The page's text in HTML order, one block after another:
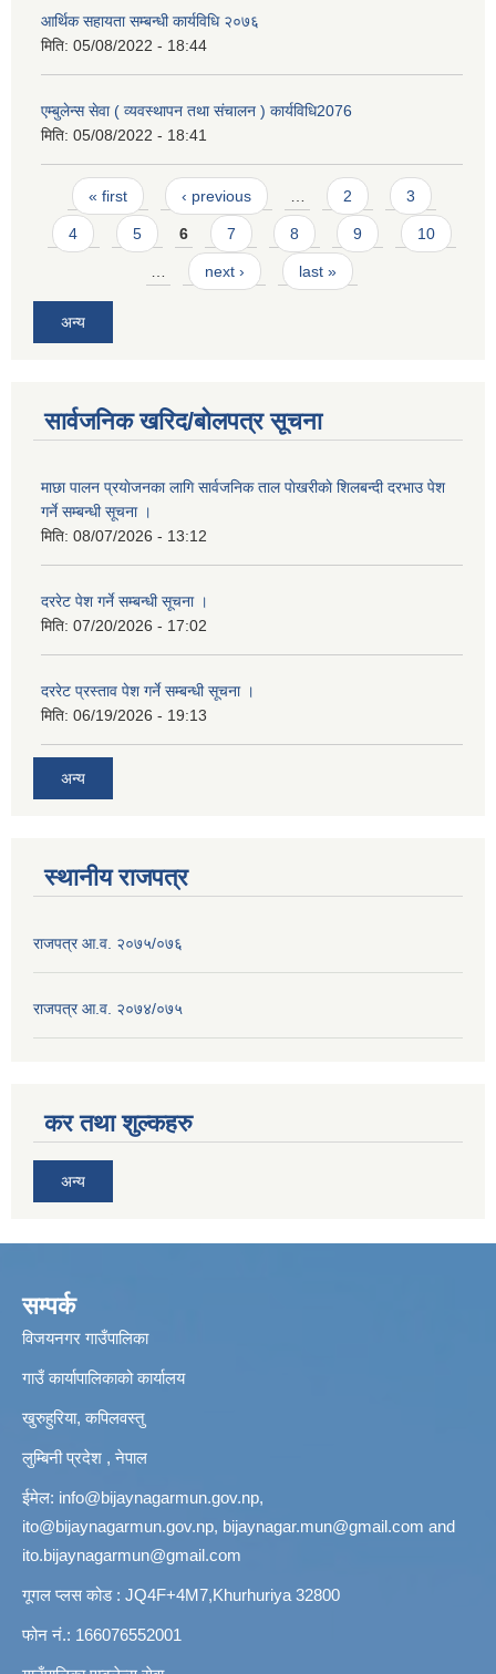
आर्थिक सहायता सम्बन्धी कार्यविधि २०७६
मिति: 05/08/2022 - 18:44
एम्बुलेन्स सेवा ( व्यवस्थापन तथा संचालन ) कार्यविधि2076
मिति: 05/08/2022 - 18:41
Pages
« first ‹ previous 2 3
4 5 6 7 8 9 10
next › last »
अन्य
सार्वजनिक खरिद/बोलपत्र सूचना
माछा पालन प्रयाेजनका लागि सार्वजनिक ताल पाेखरीकाे शिलबन्दी दरभाउ पेश
गर्ने सम्बन्धी सूचना ।
मिति: 08/07/2026 - 13:12
दररेट पेश गर्ने सम्बन्धी सूचना ।
मिति: 07/20/2026 - 17:02
दररेट प्रस्ताव पेश गर्ने सम्बन्धी सूचना ।
मिति: 06/19/2026 - 19:13
अन्य
स्थानीय राजपत्र
राजपत्र आ.व. २०७५/०७६
राजपत्र आ.व. २०७४/०७५
कर तथा शुल्कहरु
अन्य
सम्पर्क
विजयनगर गाउँपालिका
गाउँ कार्यापालिकाको कार्यालय
खुरुहुरिया, कपिलवस्तु
लुम्बिनी प्रदेश , नेपाल
ईमेल: info@bijaynagarmun.gov.np,
ito@bijaynagarmun.gov.np, bijaynagar.mun@gmail.com and
ito.bijaynagarmun@gmail.com
गूगल प्लस कोड : JQ4F+4M7,Khurhuriya 32800
फोन नं.: 166076552001